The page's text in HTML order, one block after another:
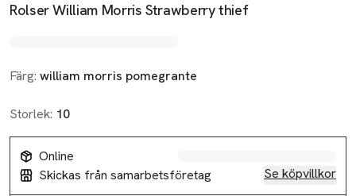
Rolser William Morris Strawberry thief
Färg: william morris pomegrante
Storlek: 10
Online
Skickas från samarbetsföretag
Se köpvillkor